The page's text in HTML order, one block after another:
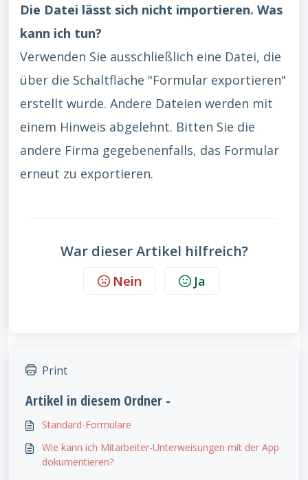
Die Datei lässt sich nicht importieren. Was
kann ich tun?
Verwenden Sie ausschließlich eine Datei, die
über die Schaltfläche "Formular exportieren"
erstellt wurde. Andere Dateien werden mit
einem Hinweis abgelehnt. Bitten Sie die
andere Firma gegebenenfalls, das Formular
erneut zu exportieren.
War dieser Artikel hilfreich?
Nein Ja
Print
Artikel in diesem Ordner -
Standard-Formulare
Wie kann ich Mitarbeiter-Unterweisungen mit der App
dokumentieren?